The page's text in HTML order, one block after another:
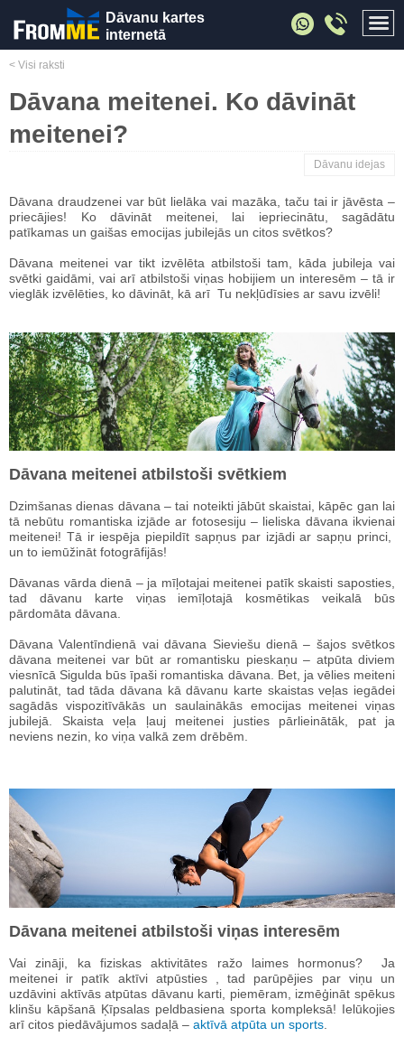
Dāvanu kartes
internetā
< Visi raksti
Dāvana meitenei. Ko dāvināt
meitenei?
Dāvanu idejas
Dāvana draudzenei var būt lielāka vai mazāka, taču tai ir jāvēsta –
priecājies! Ko dāvināt meitenei, lai iepriecinātu, sagādātu
patīkamas un gaišas emocijas jubilejās un citos svētkos?
Dāvana meitenei var tikt izvēlēta atbilstoši tam, kāda jubileja vai
svētki gaidāmi, vai arī atbilstoši viņas hobijiem un interesēm – tā ir
vieglāk izvēlēties, ko dāvināt, kā arī Tu nekļūdīsies ar savu izvēli!
Dāvana meitenei atbilstoši svētkiem
Dzimšanas dienas dāvana – tai noteikti jābūt skaistai, kāpēc gan lai
tā nebūtu romantiska izjāde ar fotosesiju – lieliska dāvana ikvienai
meitenei! Tā ir iespēja piepildīt sapņus par izjādi ar sapņu princi,
un to iemūžināt fotogrāfijās!
Dāvanas vārda dienā – ja mīļotajai meitenei patīk skaisti saposties,
tad dāvanu karte viņas iemīļotajā kosmētikas veikalā būs
pārdomāta dāvana.
Dāvana Valentīndienā vai dāvana Sieviešu dienā – šajos svētkos
dāvana meitenei var būt ar romantisku pieskaņu – atpūta diviem
viesnīcā Sigulda būs īpaši romantiska dāvana. Bet, ja vēlies meiteni
palutināt, tad tāda dāvana kā dāvanu karte skaistas veļas iegādei
sagādās vispozitīvākās un saulainākās emocijas meitenei viņas
jubilejā. Skaista veļa ļauj meitenei justies pārlieinātāk, pat ja
neviens nezin, ko viņa valkā zem drēbēm.
Dāvana meitenei atbilstoši viņas interesēm
Vai zināji, ka fiziskas aktivitātes ražo laimes hormonus? Ja
meitenei ir patīk aktīvi atpūsties , tad parūpējies par viņu un
uzdāvini aktīvās atpūtas dāvanu karti, piemēram, izmēģināt spēkus
klinšu kāpšanā Ķīpsalas peldbasiena sporta kompleksā! Ielūkojies
arī citos piedāvājumos sadaļā – aktīvā atpūta un sports